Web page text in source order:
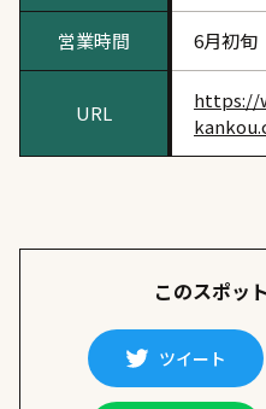
営業時間 6月初旬
URL
https://
このスポッ
ツイート